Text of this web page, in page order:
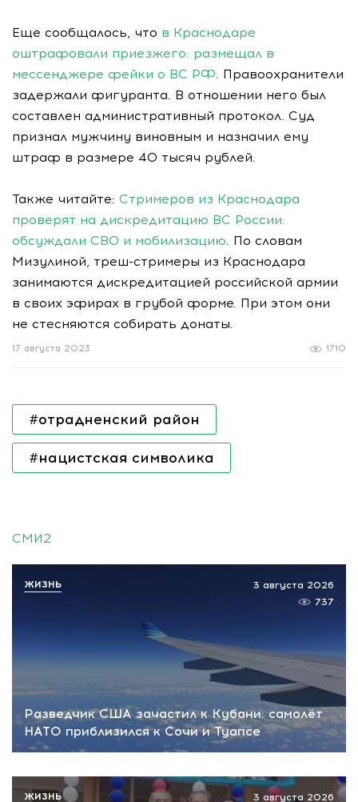
Еще сообщалось, что в Краснодаре
оштрафовали приезжего: размещал в
мессенджере фейки о ВС РФ. Правоохранители
задержали фигуранта. В отношении него был
составлен административный протокол. Суд
признал мужчину виновным и назначил ему
штраф в размере 40 тысяч рублей.
Также читайте: Стримеров из Краснодара
проверят на дискредитацию ВС России:
обсуждали СВО и мобилизацию. По словам
Мизулиной, треш-стримеры из Краснодара
занимаются дискредитацией российской армии
в своих эфирах в грубой форме. При этом они
не стесняются собирать донаты.
1710
17 августа 2023
#отрадненский район
#нацистская символика
СМИ2
Разведчик США зачастил к Кубани: самолёт
НАТО приблизился к Сочи и Туапсе
3 августа 2026
737
ЖИЗНЬ
3 августа 2026
ЖИЗНЬ